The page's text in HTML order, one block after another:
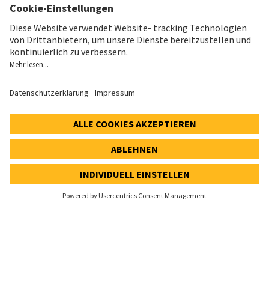
Cookie- und Social-Media-Richtlinie
Cookie-Einstellungen
SWX: Implenia AG
62,30 CHF
0,00 CHF (0,00%)